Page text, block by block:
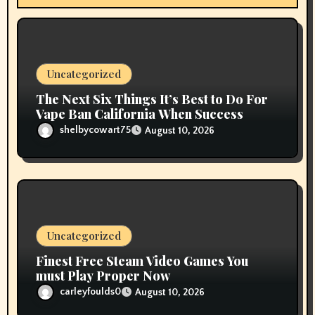
Uncategorized
The Next Six Things It’s Best to Do For
Vape Ban California When Success
shelbycowart75 August 10, 2026
Uncategorized
Finest Free Steam Video Games You
must Play Proper Now
carleyfoulds0 August 10, 2026